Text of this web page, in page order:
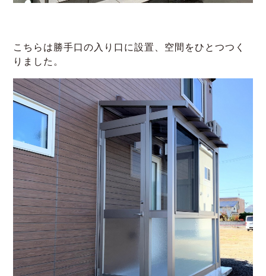
こちらは勝手口の入り口に設置、空間をひとつつく
りました。